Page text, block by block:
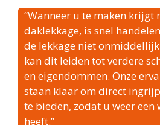
“Wanneer u te maken krijgt
daklekkage, is snel
de lekkage niet
kan dit leiden tot verdere
en eigendommen. Onze
staan klaar om direct
te bieden, zodat u weer
heeft.”